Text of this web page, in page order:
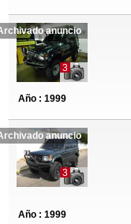
anuncio
3
Año : 1999
anuncio
3
Año : 1999